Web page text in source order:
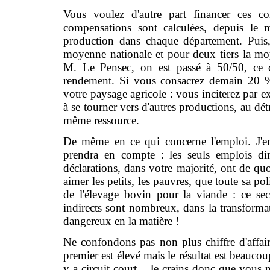
Vous voulez d'autre part financer ces
compensations sont calculées, depuis
production dans chaque département.
moyenne nationale et pour deux tiers la
M. Le Pensec, on est passé à 50/50,
rendement. Si vous consacrez demain
votre paysage agricole : vous inciterez par
à se tourner vers d'autres productions, au
même ressource.
De même en ce qui concerne l'emploi.
prendra en compte : les seuls emplois
déclarations, dans votre majorité, ont de
aimer les petits, les pauvres, que toute sa
de l'élevage bovin pour la viande : ce
indirects sont nombreux, dans la
dangereux en la matière !
Ne confondons pas non plus chiffre
premier est élevé mais le résultat est